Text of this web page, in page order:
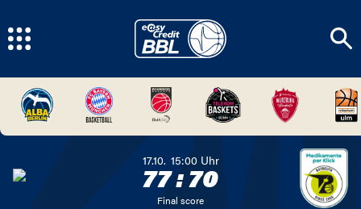
17.10. 15:00 Uhr
77:70
Final score